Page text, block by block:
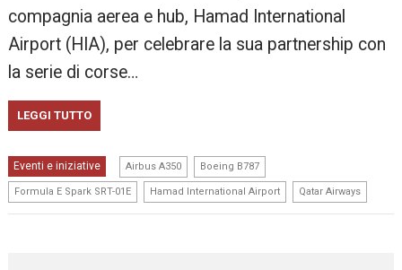
compagnia aerea e hub, Hamad International
Airport (HIA), per celebrare la sua partnership con
la serie di corse…
LEGGI TUTTO
Eventi e iniziative Airbus A350 Boeing B787
Formula E Spark SRT-01E Hamad International Airport Qatar Airways